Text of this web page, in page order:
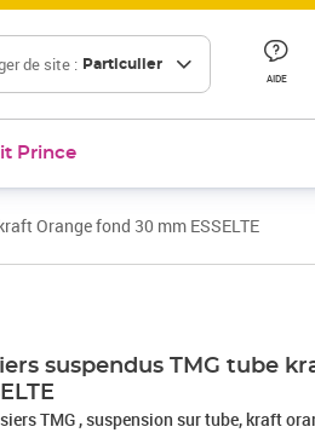
de site : Particulier
AIDE
Prince
Orange fond 30 mm ESSELTE
suspendus TMG tube
TMG , suspension sur tube, kraft